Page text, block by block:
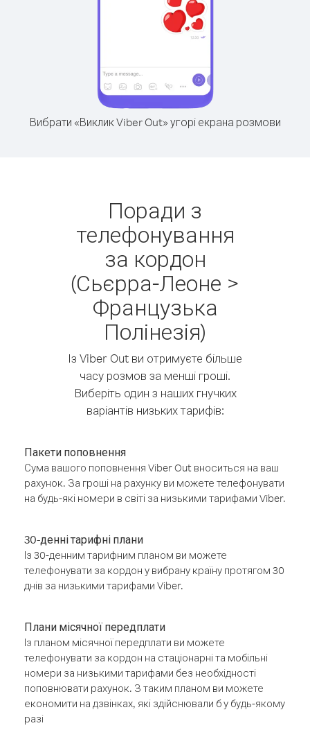
Вибрати «Виклик Viber Out» угорі екрана розмови
Поради з
телефонування
за кордон
(Сьєрра-Леоне >
Французька
Полінезія)
Із Viber Out ви отримуєте більше
часу розмов за менші гроші.
Виберіть один з наших гнучких
варіантів низьких тарифів:
Пакети поповнення
Сума вашого поповнення Viber Out вноситься на ваш
рахунок. За гроші на рахунку ви можете телефонувати
на будь-які номери в світі за низькими тарифами Viber.
30-денні тарифні плани
Із 30-денним тарифним планом ви можете
телефонувати за кордон у вибрану країну протягом 30
днів за низькими тарифами Viber.
Плани місячної передплати
Із планом місячної передплати ви можете
телефонувати за кордон на стаціонарні та мобільні
номери за низькими тарифами без необхідності
поповнювати рахунок. З таким планом ви можете
економити на дзвінках, які здійснювали б у будь-якому
разі